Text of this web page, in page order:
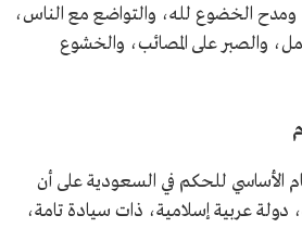
ومدح الخضوع لله، والتواضع مع الناس،
والصبر على المصائب، والخشوع
الأساسي للحكم في السعودية على أن
دولة عربية إسلامية، ذات سيادة تامة،